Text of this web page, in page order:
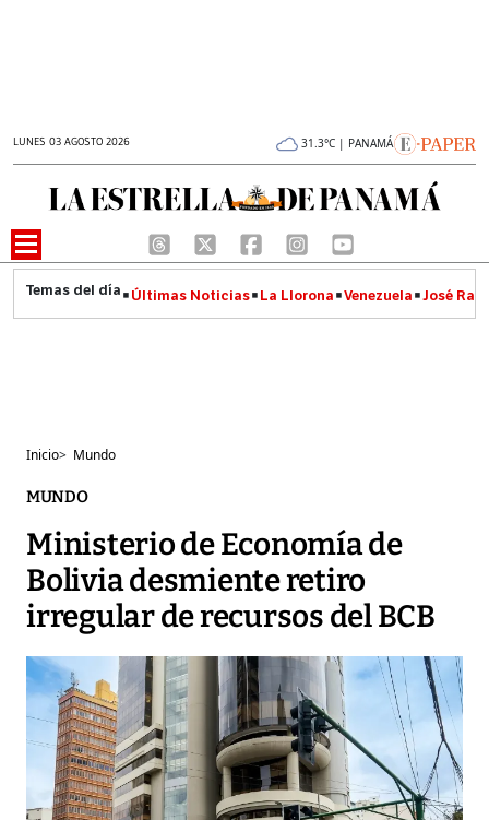
LUNES 03 AGOSTO 2026 31.3°C | PANAMÁ
Últimas Noticias La Llorona Venezuela José
Inicio> Mundo
MUNDO
Ministerio de Economía de
Bolivia desmiente retiro
irregular de recursos del BCB